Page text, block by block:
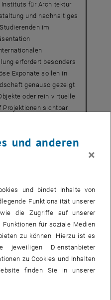
Instituts für Architektur
und nachhaltiges
im
erfordert besonders
Exponate sollen in
genauso gezeigt
oder rein virtuelle
Projektionen sichtbar
Wien benützen
Prototypen für
und an die
werden können. Einer
Objektpräsentation im
Es handelt sich
Baumodul (siehe Bild),
geschichtet,
Aus einem einzigen
kann so vom
und anderen
×
und bindet Inhalte von
Funktionalität unserer
die Zugriffe auf unserer
für soziale Medien
zu können. Hierzu ist es
Dienstanbieter
zu Cookies und Inhalten
finden Sie in unserer